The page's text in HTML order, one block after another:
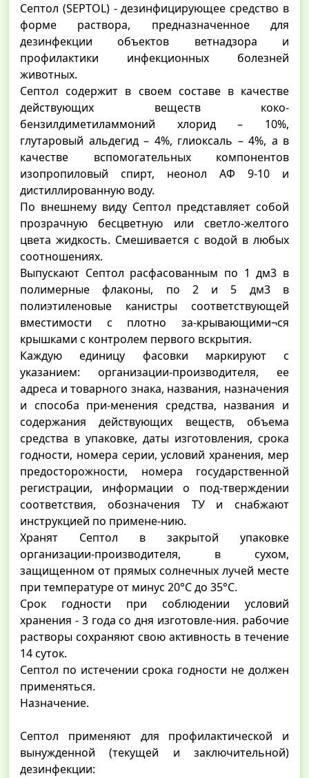
Септол (SEPTOL) - дезинфицирующее средство в
форме раствора, предназначенное для
дезинфекции объектов ветнадзора и
профилактики инфекционных болезней
животных.
Септол содержит в своем составе в качестве
действующих веществ коко-
бензилдиметиламмоний хлорид – 10%,
глутаровый альдегид – 4%, глиоксаль – 4%, а в
качестве вспомогательных компонентов
изопропиловый спирт, неонол АФ 9-10 и
дистиллированную воду.
По внешнему виду Септол представляет собой
прозрачную бесцветную или светло-желтого
цвета жидкость. Смешивается с водой в любых
соотношениях.
Выпускают Септол расфасованным по 1 дм3 в
полимерные флаконы, по 2 и 5 дм3 в
полиэтиленовые канистры соответствующей
вместимости с плотно за-крывающими¬ся
крышками с контролем первого вскрытия.
Каждую единицу фасовки маркируют с
указанием: организации-производителя, ее
адреса и товарного знака, названия, назначения
и способа при-менения средства, названия и
содержания действующих веществ, объема
средства в упаковке, даты изготовления, срока
годности, номера серии, условий хранения, мер
предосторожности, номера государственной
регистрации, информации о под-тверждении
соответствия, обозначения ТУ и снабжают
инструкцией по примене-нию.
Хранят Септол в закрытой упаковке
организации-производителя, в сухом,
защищенном от прямых солнечных лучей месте
при температуре от минус 20°С до 35°С.
Срок годности при соблюдении условий
хранения - 3 года со дня изготовле-ния. рабочие
растворы сохраняют свою активность в течение
14 суток.
Септол по истечении срока годности не должен
применяться.
Назначение.
Септол применяют для профилактической и
вынужденной (текущей и заключительной)
дезинфекции: